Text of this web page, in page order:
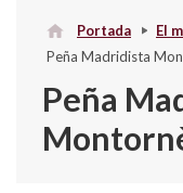
Portada El
Peña Madridista
Peña